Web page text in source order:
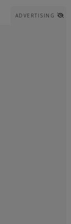
ADVERTISING